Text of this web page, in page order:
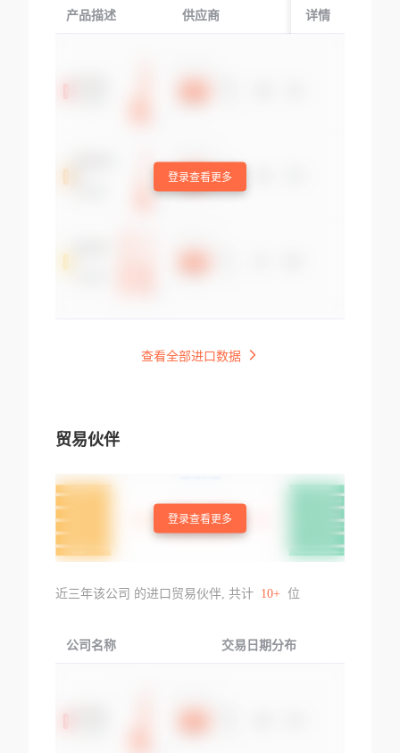
产品描述 供应商 起运国/地区
详情
登录查看更多
查看全部进口数据
贸易伙伴
登录查看更多
近三年该公司 的进口贸易伙伴, 共计 10+ 位
公司名称 交易日期分布